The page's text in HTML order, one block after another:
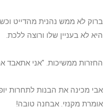
ברוק לא ממש נהנית מהדייט
היא לא בעניין שלו ורוצה ללכת.
החזרות ממשיכות. "אני אתאבד
אבי מכינה את הבנות לתחרות
אומרת מקנזי. אבחנה טובה!